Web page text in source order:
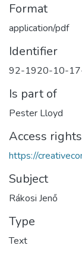
Format
application/pdf
Identifier
92-1920-10-
Is part of
Pester Lloyd
Access rights
https://
Subject
Rákosi Jenő
Type
Text